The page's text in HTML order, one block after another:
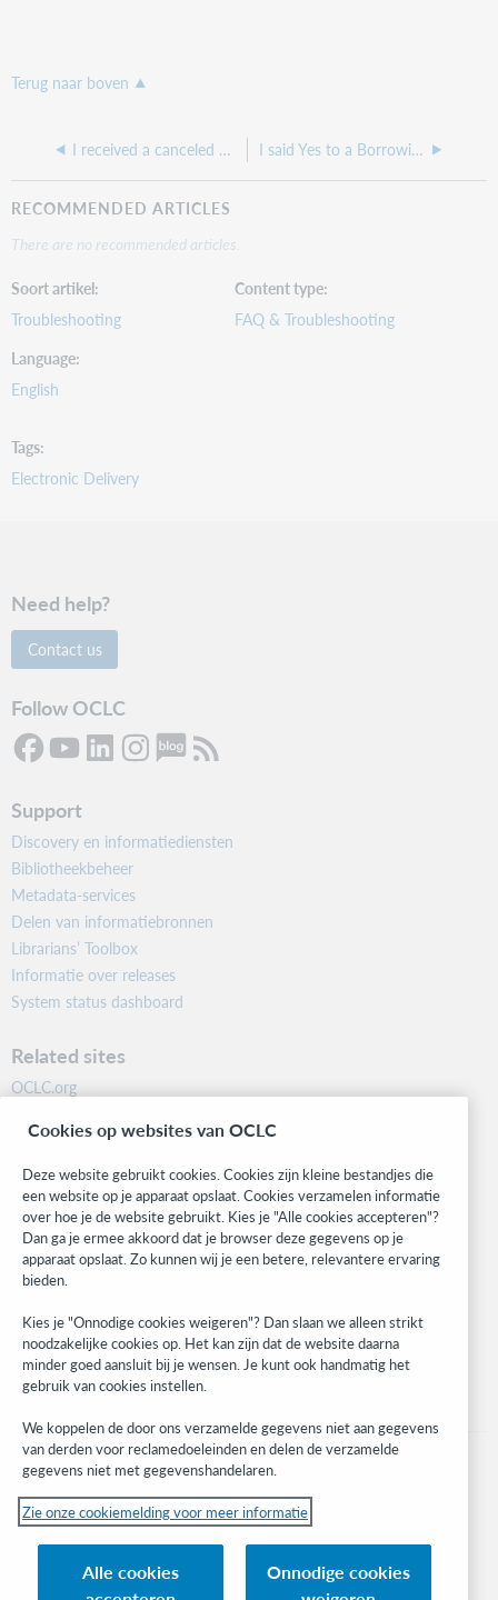
Terug naar boven
I received a canceled book request, and I need to return it without contacting the customer I said Yes to a Borrowing renewal, but they are not updating OCLC, what do I need to do?
RECOMMENDED ARTICLES
There are no recommended articles.
Soort artikel
Troubleshooting
Content type
FAQ & Troubleshooting
Language
English
Tags
Electronic Delivery
Need help?
Contact us
Follow OCLC
Support
Discovery en informatiediensten
Bibliotheekbeheer
Metadata-services
Delen van informatiebronnen
Librarians’ Toolbox
Informatie over releases
System status dashboard
Related sites
OCLC.org
Community
Research
WebJunction
Developer Network
Stay in the know.
Get the latest product updates, research, events, and much more—
right to your inbox.
Subscribe now
© 2023 OCLC
Inc. en buitenlandse filialen
Cookies op websites van OCLC
Deze website gebruikt cookies. Cookies zijn kleine bestandjes die
een website op je apparaat opslaat. Cookies verzamelen informatie
over hoe je de website gebruikt. Kies je "Alle cookies accepteren"?
Dan ga je ermee akkoord dat je browser deze gegevens op je
apparaat opslaat. Zo kunnen wij je een betere, relevantere ervaring
bieden.
Kies je "Onnodige cookies weigeren"? Dan slaan we alleen strikt
noodzakelijke cookies op. Het kan zijn dat de website daarna
minder goed aansluit bij je wensen. Je kunt ook handmatig het
gebruik van cookies instellen.
We koppelen de door ons verzamelde gegevens niet aan gegevens
van derden voor reclamedoeleinden en delen de verzamelde
gegevens niet met gegevenshandelaren.
Zie onze cookiemelding voor meer informatie
Alle cookies
Onnodige cookies